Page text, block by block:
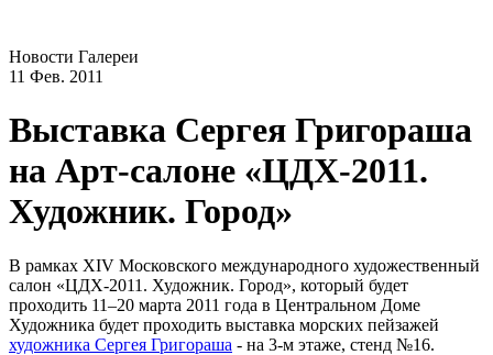
Новости Галереи
11 Фев. 2011
Выставка Сергея Григораша
на Арт-салоне «ЦДХ-2011.
Художник. Город»
В рамках XIV Московского международного художественный
салон «ЦДХ-2011. Художник. Город», который будет
проходить 11–20 марта 2011 года в Центральном Доме
Художника будет проходить выставка морских пейзажей
художника Сергея Григораша - на 3-м этаже, стенд №16.